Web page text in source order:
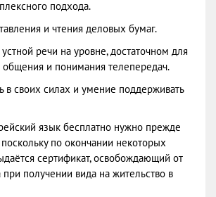
подхода.
и чтения деловых бумаг.
речи на уровне, достаточном для
общения и понимания телепередач.
в своих силах и умение поддерживать
язык бесплатно нужно прежде
по окончании некоторых
сертификат, освобождающий от
при получении вида на жительство в